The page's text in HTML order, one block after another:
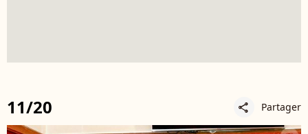
11/20 share Partager